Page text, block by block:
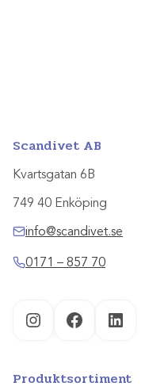
Scandivet AB
Kvartsgatan 6B
749 40 Enköping
info@scandivet.se
0171 – 857 70
InstagramFacebookLinkedIn
Produktsortiment